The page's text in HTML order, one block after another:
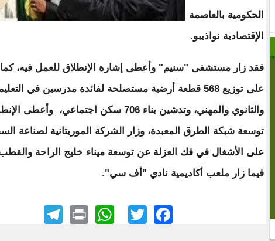
الحكومية بالعاصمة
الإقتصادية نواذيبو.
فقد زار مستشفى "سنيم" وأعطى إشارة الإنطلاق للعمل فيه، كما
على توزيع 568 قطعة أرضية مستصلحة لفائدة مدرسين في
والثانوي والمهني، وتدشين بناء 706 سكن اجتماعي،
توسعة شبكة الطرق المعبدة، وزار الشركة الموريتانية لصناعة
على الأشغال في فك العزلة عن توسعة ميناء خليج الراحة
فيما زار ملعب أكاديمية نادي "أف سي".
Facebook
Twitter
WhatsApp
Print